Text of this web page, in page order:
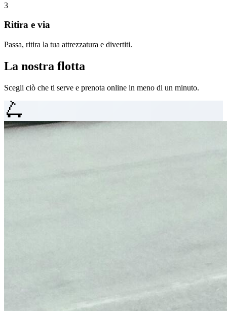
3
Ritira e via
Passa, ritira la tua attrezzatura e divertiti.
La nostra flotta
Scegli ciò che ti serve e prenota online in meno di un minuto.
🛴